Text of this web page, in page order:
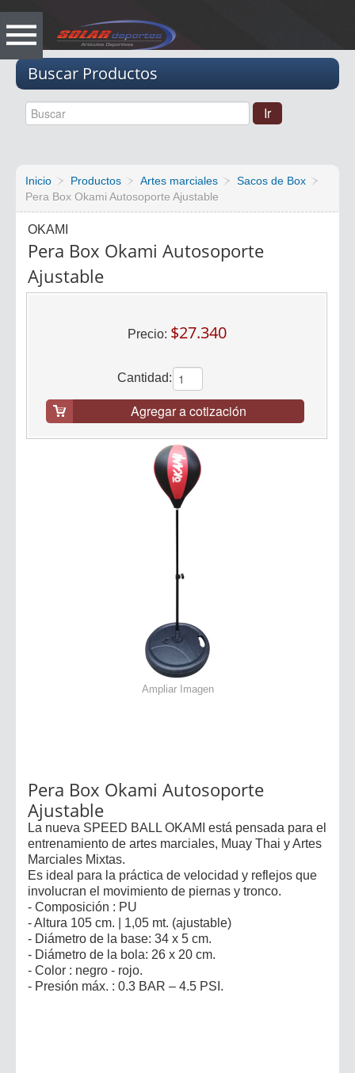
Buscar Productos
Inicio Productos Artes marciales
Sacos de Box
Pera Box Okami Autosoporte Ajustable
OKAMI
Pera Box Okami Autosoporte
Ajustable
Precio: $27.340
Cantidad:
Agregar a cotización
Ampliar Imagen
Pera Box Okami Autosoporte
Ajustable
La nueva SPEED BALL OKAMI está pensada para el
entrenamiento de artes marciales, Muay Thai y Artes
Marciales Mixtas.
Es ideal para la práctica de velocidad y reflejos que
involucran el movimiento de piernas y tronco.
- Composición : PU
- Altura 105 cm. | 1,05 mt. (ajustable)
- Diámetro de la base: 34 x 5 cm.
- Diámetro de la bola: 26 x 20 cm.
- Color : negro - rojo.
- Presión máx. : 0.3 BAR – 4.5 PSI.